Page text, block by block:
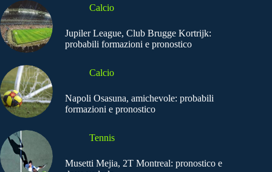
Calcio
Jupiler League, Club Brugge Kortrijk:
probabili formazioni e pronostico
Calcio
Napoli Osasuna, amichevole: probabili
formazioni e pronostico
Tennis
Musetti Mejia, 2T Montreal: pronostico e